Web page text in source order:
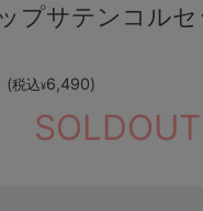
プサテンコルセ
(税込¥6,490)
SOLDOUT